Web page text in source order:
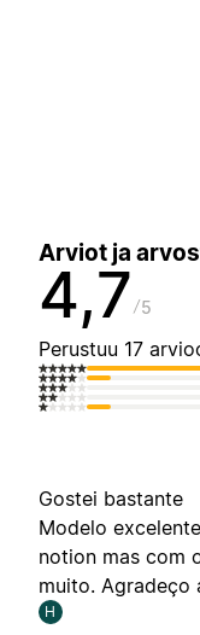
Arviot ja
4,7 5
Perustuu 17
Gostei bastante
Modelo
notion mas com
muito. Agradeço
H